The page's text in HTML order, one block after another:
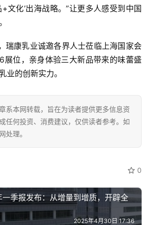
+文化’出海战略。”让更多人感受到中国
瑞康乳业诚邀各界人士莅临上海国家会
展位，亲身体验三大新品带来的味蕾盛
业的创新实力。
系本网转载，旨在为读者提供更多信息资
任何投资、消费建议，仅供读者参考。如
处理。
0
季报发布：从增量到增质，开辟全
2025年4月30日 17:36